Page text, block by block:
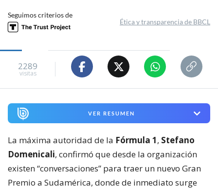
Seguimos criterios de
Ética y transparencia de BBCL
2289
visitas
VER RESUMEN
La máxima autoridad de la Fórmula 1, Stefano
Domenicali, confirmó que desde la organización
existen “conversaciones” para traer un nuevo Gran
Premio a Sudamérica, donde de inmediato surge